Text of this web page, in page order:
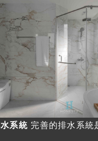
系統完善的排水系統